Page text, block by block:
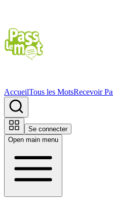
AccueilTous les MotsRecevoir
Se connecter
Open main menu